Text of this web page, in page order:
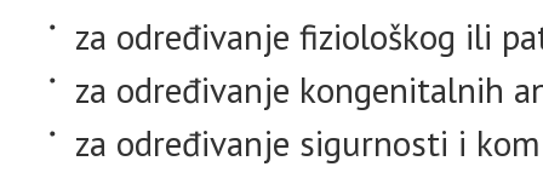
za određivanje fiziološkog ili
za određivanje kongenitalnih
za određivanje sigurnosti i